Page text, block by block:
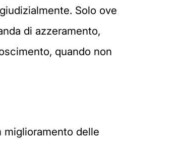
Solo ove
di azzeramento,
quando non
delle